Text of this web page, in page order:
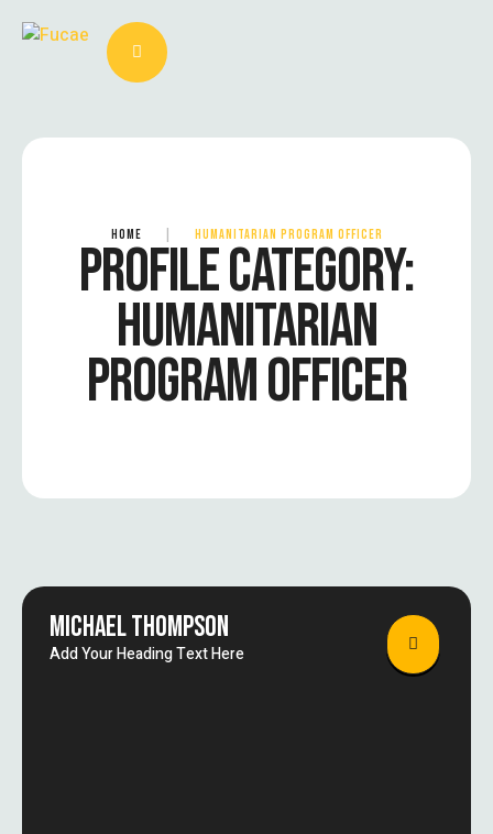
HOME HUMANITARIAN PROGRAM OFFICER
PROFILE CATEGORY:
HUMANITARIAN
PROGRAM OFFICER
MICHAEL THOMPSON
Add Your Heading Text Here